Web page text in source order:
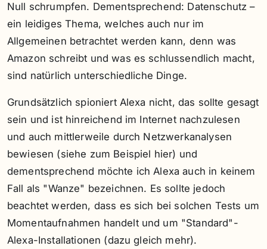
Null schrumpfen. Dementsprechend: Datenschutz –
ein leidiges Thema, welches auch nur im
Allgemeinen betrachtet werden kann, denn was
Amazon schreibt und was es schlussendlich macht,
sind natürlich unterschiedliche Dinge.
Grundsätzlich spioniert Alexa nicht, das sollte gesagt
sein und ist hinreichend im Internet nachzulesen
und auch mittlerweile durch Netzwerkanalysen
bewiesen (siehe zum Beispiel hier) und
dementsprechend möchte ich Alexa auch in keinem
Fall als "Wanze" bezeichnen. Es sollte jedoch
beachtet werden, dass es sich bei solchen Tests um
Momentaufnahmen handelt und um "Standard"-
Alexa-Installationen (dazu gleich mehr).